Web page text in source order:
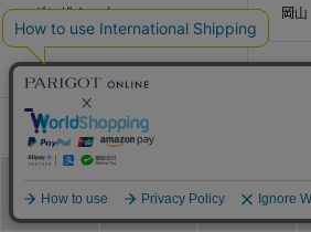
ブランド
ギンザ シックス 岡山
福山 尾道
広島
JAPAN DENIM